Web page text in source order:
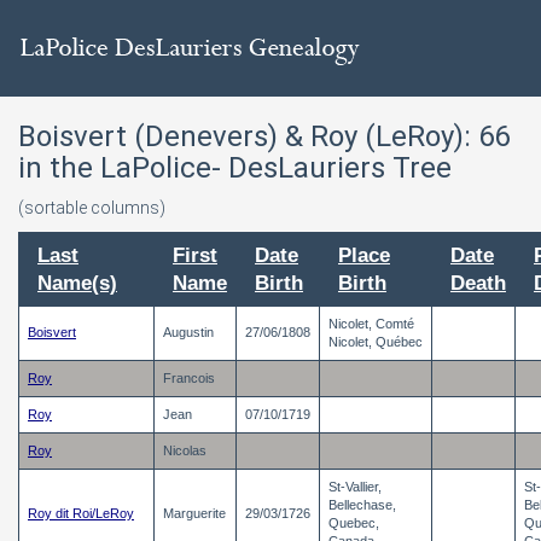
Boisvert (Denevers) & Roy (LeRoy): 66
in the LaPolice- DesLauriers Tree
(sortable columns)
Last
Name(s)
First
Name
Date
Birth
Place
Birth
Date
Death
Boisvert Augustin 27/06/1808
Nicolet, Comté
Nicolet, Québec
Roy Francois
Roy Jean 07/10/1719
Roy Nicolas
Roy dit Roi/LeRoy Marguerite 29/03/1726
St-Vallier,
Bellechase,
Quebec,